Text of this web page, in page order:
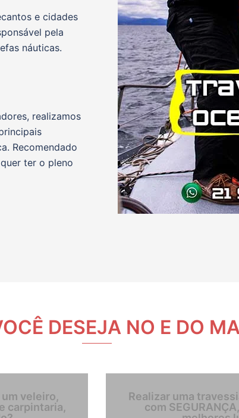
e cidades
pela
náuticas.
realizamos
Recomendado
ter o pleno
DESEJA NO E DO
veleiro,
carpintaria,
Realizar uma
com